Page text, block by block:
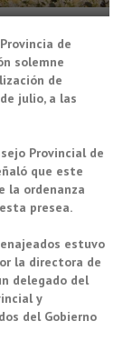
de
solemne
de
julio, a las
Provincial de
que este
la ordenanza
presea.
estuvo
la directora de
delegado del
y
del Gobierno